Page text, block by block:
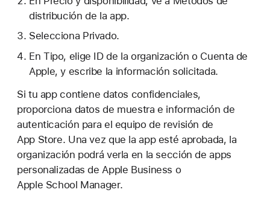
distribución de la app.
Selecciona Privado.
En Tipo, elige ID de la organización o Cuenta de
Apple, y escribe la información solicitada.
Si tu app contiene datos confidenciales,
proporciona datos de muestra e información de
autenticación para el equipo de revisión de
App Store. Una vez que la app esté aprobada, la
organización podrá verla en la sección de apps
personalizadas de Apple Business o
Apple School Manager.